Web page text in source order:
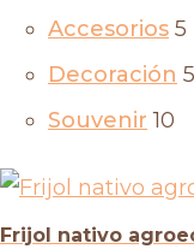
Accesorios 5
Decoración 5
Souvenir 10
Frijol nativo